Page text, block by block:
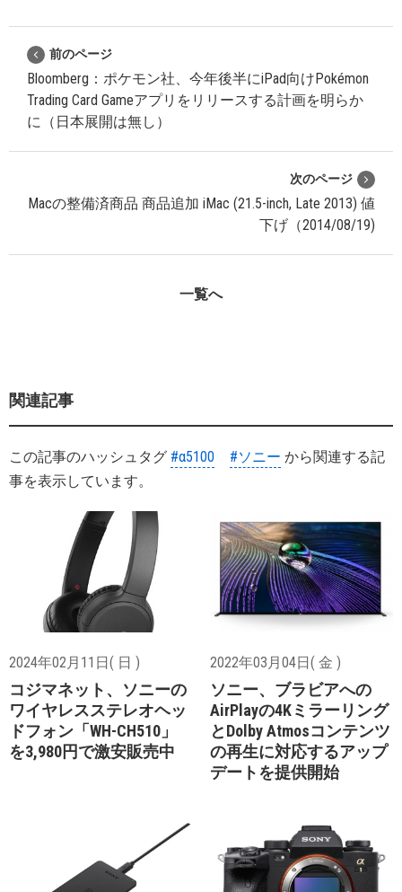
前のページ
Bloomberg：ポケモン社、今年後半にiPad向けPokémon
Trading Card Gameアプリをリリースする計画を明らか
に（日本展開は無し）
次のページ
Macの整備済商品 商品追加 iMac (21.5-inch, Late 2013) 値
下げ（2014/08/19)
一覧へ
関連記事
この記事のハッシュタグ #α5100 #ソニー から関連する記
事を表示しています。
2024年02月11日( 日 )
コジマネット、ソニーの
ワイヤレスステレオヘッ
ドフォン「WH-CH510」
を3,980円で激安販売中
2022年03月04日( 金 )
ソニー、ブラビアへの
AirPlayの4Kミラーリング
とDolby Atmosコンテンツ
の再生に対応するアップ
デートを提供開始